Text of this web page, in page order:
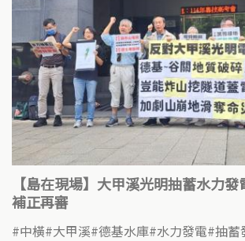
【島在現場】大甲溪光明抽蓄水力
補正再審
中橫 大甲溪 德基水庫 水力發電 抽蓄